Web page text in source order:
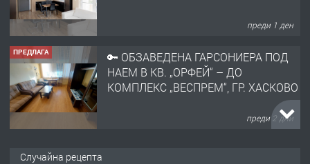
преди 1 ден
ПРЕДЛАГА
🔑 ОБЗАВЕДЕНА ГАРСОНИЕРА ПОД
НАЕМ В КВ. „ОРФЕЙ“ – ДО
КОМПЛЕКС „ВЕСПРЕМ“, ГР. ХАСКОВО
преди 2 дни
Случайна рецепта